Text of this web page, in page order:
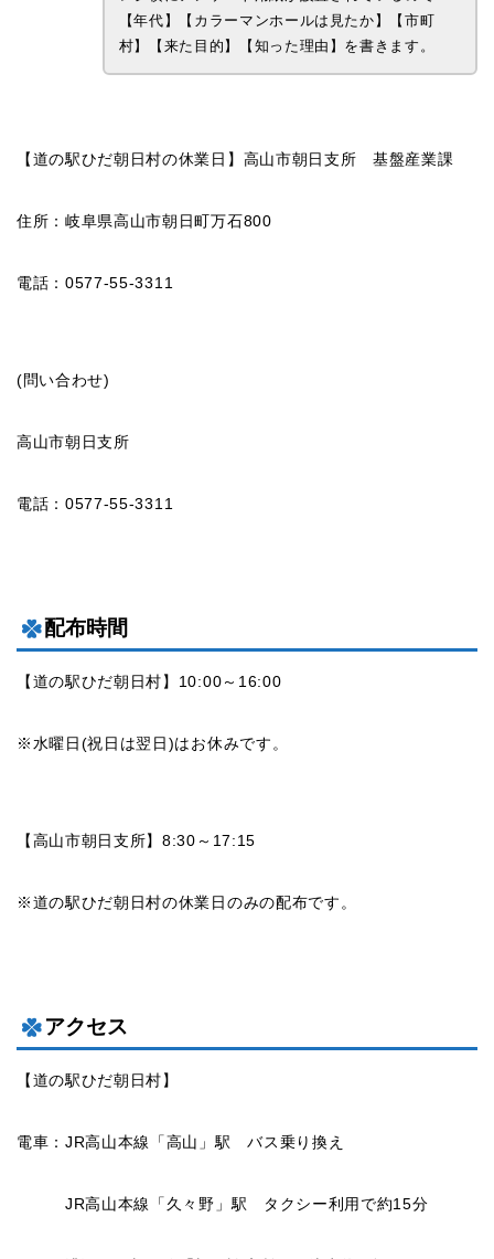
【年代】【カラーマンホールは見たか】【市町
村】【来た目的】【知った理由】を書きます。
【道の駅ひだ朝日村の休業日】高山市朝日支所 基盤産業課
住所：岐阜県高山市朝日町万石800
電話：0577-55-3311
(問い合わせ)
高山市朝日支所
電話：0577-55-3311
配布時間
【道の駅ひだ朝日村】10:00～16:00
※水曜日(祝日は翌日)はお休みです。
【高山市朝日支所】8:30～17:15
※道の駅ひだ朝日村の休業日のみの配布です。
アクセス
【道の駅ひだ朝日村】
電車：JR高山本線「高山」駅 バス乗り換え
JR高山本線「久々野」駅 タクシー利用で約15分